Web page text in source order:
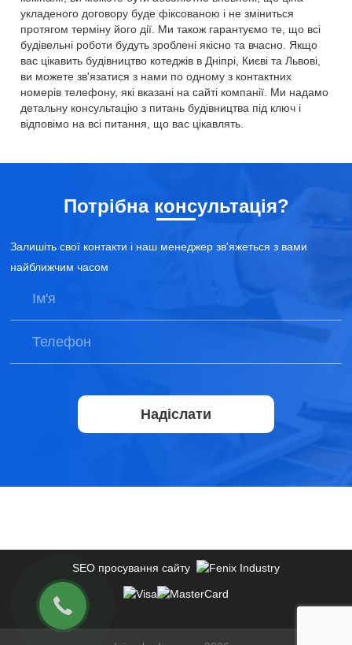
укладеного договору буде фіксованою і не зміниться
протягом терміну його дії. Ми також гарантуємо те, що всі
будівельні роботи будуть зроблені якісно та вчасно. Якщо
вас цікавить будівництво котеджів в Дніпрі, Києві та Львові,
ви можете зв'язатися з нами по одному з контактних
номерів телефону, які вказані на сайті компанії. Ми надамо
детальну консультацію з питань будівництва під ключ і
відповімо на всі питання, що вас цікавлять.
Потрібна консультація?
Залишіть свої контакти і наш менеджер зв'яжеться з вами
найближчим часом
Надіслати
SEO просування сайту